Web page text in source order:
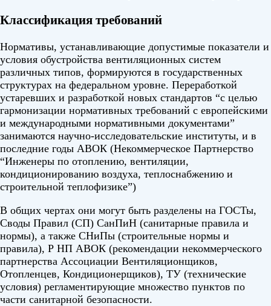
Классификация требований
Нормативы, устанавливающие допустимые показатели и
условия обустройства вентиляционных систем
различных типов, формируются в государственных
структурах на федеральном уровне. Переработкой
устаревших и разработкой новых стандартов “с целью
гармонизации нормативных требований с европейскими
и международными нормативными документами”
занимаются научно-исследовательские институты, и в
последние годы АВОК (Некоммерческое Партнерство
“Инженеры по отоплению, вентиляции,
кондиционированию воздуха, теплоснабжению и
строительной теплофизике”)
В общих чертах они могут быть разделены на ГОСТы,
Своды Правил (СП) СанПиН (санитарные правила и
нормы), а также СНиПы (строительные нормы и
правила), Р НП АВОК (рекомендации некоммерческого
партнерства Ассоциации Вентиляционщиков,
Отопленцев, Кондиционерщиков), ТУ (технические
условия) регламентирующие множество пунктов по
части санитарной безопасности.